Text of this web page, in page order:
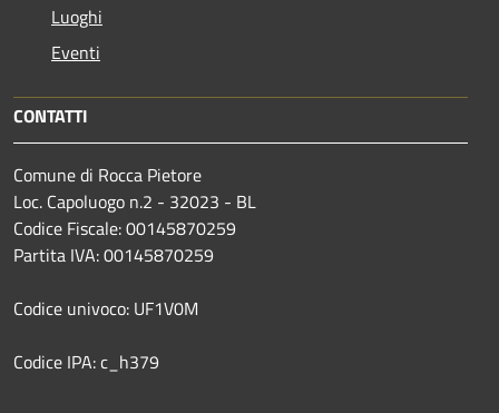
Luoghi
Eventi
CONTATTI
Comune di Rocca Pietore
Loc. Capoluogo n.2 - 32023 - BL
Codice Fiscale: 00145870259
Partita IVA: 00145870259
Codice univoco: UF1V0M
Codice IPA: c_h379